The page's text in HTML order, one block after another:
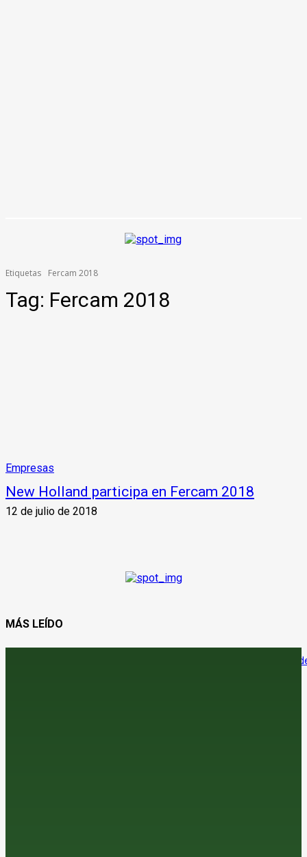
Etiquetas Fercam 2018
Tag: Fercam 2018
Empresas
New Holland participa en Fercam 2018
12 de julio de 2018
MÁS LEÍDO
El sector agroalimentario se afianza como el principal exportador